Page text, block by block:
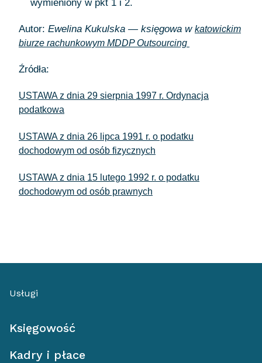
wymieniony w pkt 1 i 2.
Autor: Ewelina Kukulska — księgowa w katowickim
biurze rachunkowym MDDP Outsourcing
Źródła:
USTAWA z dnia 29 sierpnia 1997 r. Ordynacja
podatkowa
USTAWA z dnia 26 lipca 1991 r. o podatku
dochodowym od osób fizycznych
USTAWA z dnia 15 lutego 1992 r. o podatku
dochodowym od osób prawnych
Usługi
Księgowość
Kadry i płace